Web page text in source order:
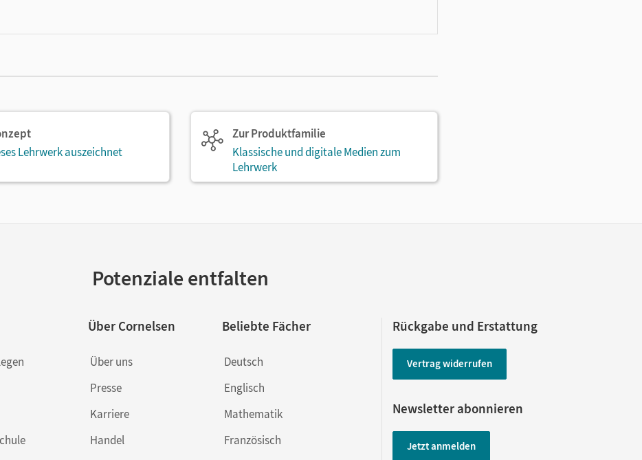
Lehrwerk auszeichnet
Zur Produktfamilie
Klassische und digitale Medien zum
Lehrwerk
Potenziale entfalten
Über Cornelsen
Über uns
Presse
Karriere
Handel
Beliebte Fächer
Deutsch
Englisch
Mathematik
Französisch
Rückgabe und Erstattung
Vertrag widerrufen
Newsletter abonnieren
Jetzt anmelden